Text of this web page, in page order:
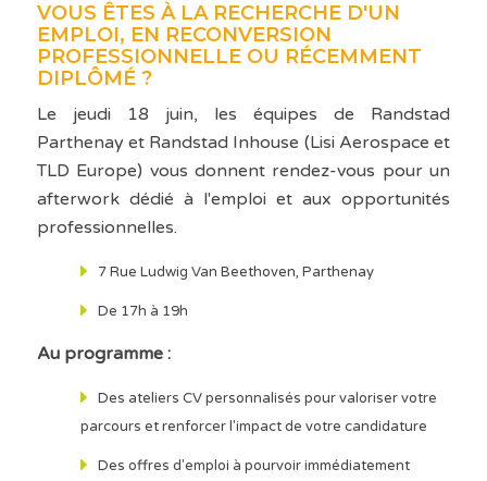
VOUS ÊTES À LA RECHERCHE D'UN
EMPLOI, EN RECONVERSION
PROFESSIONNELLE OU RÉCEMMENT
DIPLÔMÉ ?
Le jeudi 18 juin, les équipes de Randstad
Parthenay et Randstad Inhouse (Lisi Aerospace et
TLD Europe) vous donnent rendez-vous pour un
afterwork dédié à l'emploi et aux opportunités
professionnelles.
7 Rue Ludwig Van Beethoven, Parthenay
De 17h à 19h
Au programme :
Des ateliers CV personnalisés pour valoriser votre
parcours et renforcer l'impact de votre candidature
Des offres d'emploi à pourvoir immédiatement